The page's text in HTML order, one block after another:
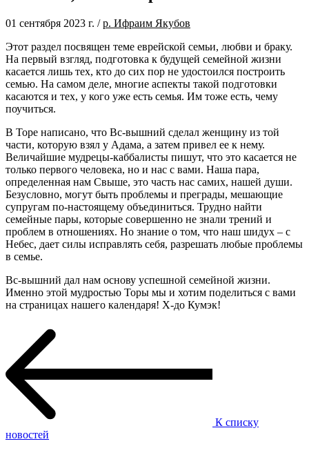
01 сентября 2023 г. /р. Ифраим Якубов
Этот раздел посвящен теме еврейской семьи, любви и браку.
На первый взгляд, подготовка к будущей семейной жизни
касается лишь тех, кто до сих пор не удостоился построить
семью. На самом деле, многие аспекты такой подготовки
касаются и тех, у кого уже есть семья. Им тоже есть, чему
поучиться.
В Торе написано, что Вс-вышний сделал женщину из той
части, которую взял у Адама, а затем привел ее к нему.
Величайшие мудрецы-каббалисты пишут, что это касается не
только первого человека, но и нас с вами. Наша пара,
определенная нам Свыше, это часть нас самих, нашей души.
Безусловно, могут быть проблемы и преграды, мешающие
супругам по-настоящему объединиться. Трудно найти
семейные пары, которые совершенно не знали трений и
проблем в отношениях. Но знание о том, что наш шидух – с
Небес, дает силы исправлять себя, разрешать любые проблемы
в семье.
Вс-вышний дал нам основу успешной семейной жизни.
Именно этой мудростью Торы мы и хотим поделиться с вами
на страницах нашего календаря! Х-до Кумэк!
К списку
новостей